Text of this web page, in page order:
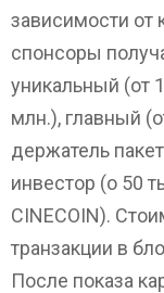
зависимости от
спонсоры
уникальный (от
млн.), главный
держатель
инвестор (о 50
CINECOIN).
транзакции в
После показа